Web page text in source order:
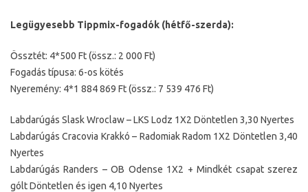
Legügyesebb Tippmix-fogadók (hétfő-szerda):
Össztét: 4*500 Ft (össz.: 2 000 Ft)
Fogadás típusa: 6-os kötés
Nyeremény: 4*1 884 869 Ft (össz.: 7 539 476 Ft)
Labdarúgás Slask Wroclaw – LKS Lodz 1X2 Döntetlen 3,30 Nyertes
Labdarúgás Cracovia Krakkó – Radomiak Radom 1X2 Döntetlen 3,40
Nyertes
Labdarúgás Randers – OB Odense 1X2 + Mindkét csapat szerez
gólt Döntetlen és igen 4,10 Nyertes